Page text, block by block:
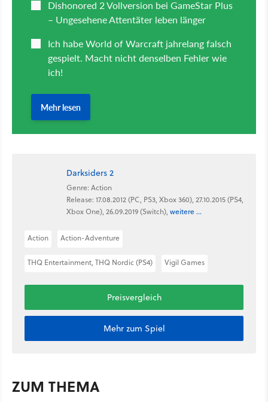
Darksiders 2
Genre: Action
Release: 17.08.2012 (PC, PS3, Xbox 360), 27.10.2015 (PS4,
Xbox One), 26.09.2019 (Switch), weitere ...
Action Action-Adventure
THQ Entertainment, THQ Nordic (PS4) Vigil Games
Preisvergleich
Mehr zum Spiel
ZUM THEMA